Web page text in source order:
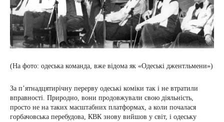
(На фото: одеська команда, вже відома як «Одеські джентльмени»)
За п’ятнадцятирічну перерву одеські коміки так і не втратили
вправності. Природно, вони продовжували свою діяльність,
просто не на таких масштабних платформах, а коли почалася
горбачовська перебудова, КВК знову вийшов у світ, і одеську